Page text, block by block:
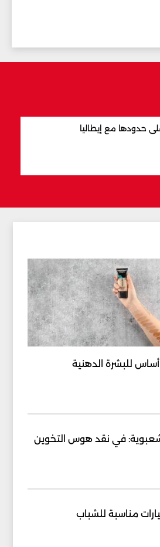
حدودها مع إيطاليا
للبشرة الدهنية
في نقد هوس التخوين